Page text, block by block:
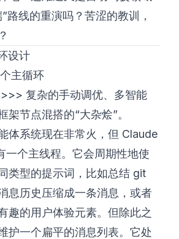
路线的重演吗？苦涩的教训，
设计
主循环
复杂的手动调优、多智能
架节点混搭的“大杂烩”。
体系统现在非常火，但 Claude
一个主线程。它会周期性地使
类型的提示词，比如总结 git
息历史压缩成一条消息，或者
趣的用户体验元素。但除此之
护一个扁平的消息列表。它处